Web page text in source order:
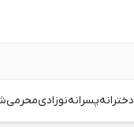
دخترانهپسرانهنوزادیمحرمی